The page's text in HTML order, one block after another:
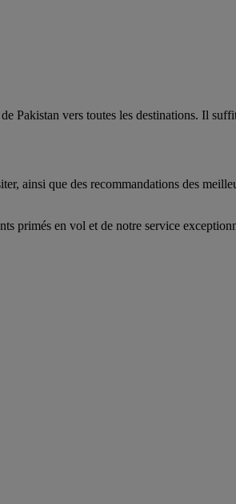
Pakistan vers toutes les destinations. Il
ainsi que des recommandations des
primés en vol et de notre service